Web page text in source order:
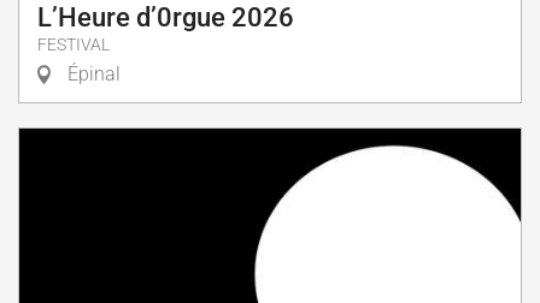
L’Heure d’0rgue 2026
FESTIVAL
Épinal